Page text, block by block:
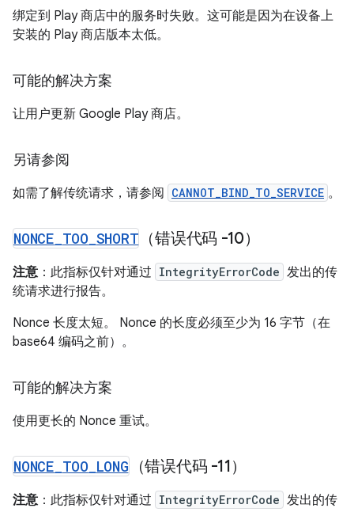
绑定到 Play 商店中的服务时失败。这可能是因为在设备上
安装的 Play 商店版本太低。
可能的解决方案
让用户更新 Google Play 商店。
另请参阅
如需了解传统请求，请参阅 CANNOT_BIND_TO_SERVICE 。
NONCE TOO SHORT （错误代码 -10）
注意：此指标仅针对通过 IntegrityErrorCode 发出的传
统请求进行报告。
Nonce 长度太短。 Nonce 的长度必须至少为 16 字节（在
base64 编码之前）。
可能的解决方案
使用更长的 Nonce 重试。
NONCE TOO LONG （错误代码 -11）
注意：此指标仅针对通过 IntegrityErrorCode 发出的传